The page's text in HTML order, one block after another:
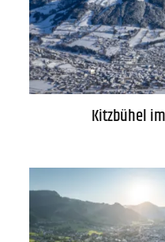
Kitzbühel